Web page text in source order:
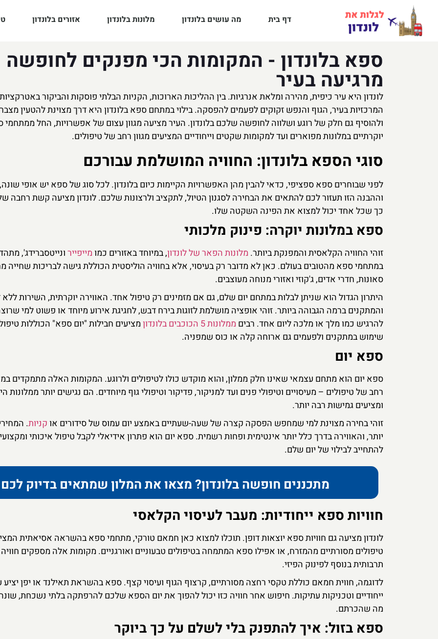
דף בית מה עושים בלונדון מלונות בלונדון אזורים בלונדון
ספא בלונדון - המקומות הכי מפנקים לחופשה
מרגיעה בעיר
לונדון היא עיר כיפית, מהירה ומלאת אנרגיות. בין ההליכות הארוכות, הקניות הבלתי פוסקות והביקור באטרקציות
המרכזיות בעיר, הגוף והנפש זקוקים לפעמים להפסקה. בילוי במתחם ספא בלונדון היא דרך מצוינת להטעין
ולהוסיף גם חלק של רוגע ושלווה לחופשה שלכם בלונדון. העיר מציעה מגוון עצום של אפשרויות, החל
יוקרתיים במלונות מפוארים ועד למקומות שקטים וייחודיים המציעים מגוון רחב של טיפולים.
סוגי הספא בלונדון: החוויה המושלמת עבורכם
לפני שבוחרים ספא ספציפי, כדאי להבין מהן האפשרויות הקיימות כיום בלונדון. לכל סוג של ספא יש אופי שונה,
וההבנה הזו תעזור לכם להתאים את הבחירה לסגנון הטיול, לתקציב ולרצונות שלכם. לונדון מציעה קשת רחבה של
כך שכל אחד יכול למצוא את הפינה השקטה שלו.
ספא במלונות יוקרה: פינוק מלכותי
זוהי החוויה הקלאסית והמפנקת ביותר. מלונות הפאר של לונדון, במיוחד באזורים כמומייפיירונייטסברידג',
במתחמי ספא מהטובים בעולם. כאן לא מדובר רק בעיסוי, אלא בחוויה הוליסטית הכוללת גישה לבריכות שחייה
סאונות, חדרי אדים, ג'קוזי ואזורי מנוחה מעוצבים.
היתרון הגדול הוא שניתן לבלות במתחם יום שלם, גם אם מזמינים רק טיפול אחד. האווירה יוקרתית, השירות ללא
והמתקנים ברמה הגבוהה ביותר. זוהי אופציה מושלמת לזוגות בירח דבש, לחגיגת אירוע מיוחד או פשוט למי
להרגיש כמו מלך או מלכה ליום אחד. רבים ממלונות 5 הכוכבים בלונדון
מציעים חבילות "יום ספא" הכוללות
שימוש במתקנים ולפעמים גם ארוחה קלה או כוס שמפניה.
ספא יום
ספא יום הוא מתחם עצמאי שאינו חלק ממלון, והוא מוקדש כולו לטיפולים ולרוגע. המקומות האלה מתמקדים
רחב של טיפולים – מעיסויים וטיפולי פנים ועד למניקור, פדיקור וטיפולי גוף מיוחדים. הם נגישים יותר ממלונות
ומציעים גמישות רבה יותר.
זוהי בחירה מצוינת למי שמחפש הפסקה קצרה של שעה-שעתיים באמצע יום עמוס של סידורים אוקניות.
יותר, והאווירה בדרך כלל יותר אינטימית ופחות רשמית. ספא יום הוא פתרון אידיאלי לקבל טיפול איכותי
להתחייב לבילוי של יום שלם.
מתכננים חופשה בלונדון? מצאו את המלון שמתאים בדיוק לכם
חוויות ספא ייחודיות: מעבר לעיסוי הקלאסי
לונדון מציעה גם חוויות ספא יוצאות דופן. תוכלו למצוא כאן חמאם טורקי, מתחמי ספא בהשראה אסיאתית
טיפולים מסורתיים מהמזרח, או אפילו ספא המתמחה בטיפולים טבעוניים ואורגניים. מקומות אלה מספקים חוויה
תרבותית בנוסף לפינוק הפיזי.
לדוגמה, חווית חמאם כוללת טקסי רחצה מסורתיים, קרצוף הגוף ועיסוי קצף. ספא בהשראת תאילנד או יפן יציע
ייחודיים וטכניקות עתיקות. חיפוש אחר חוויה כזו יכול להפוך את יום הספא שלכם להרפתקה בלתי נשכחת,
מה שהכרתם.
ספא בזול: איך להתפנק בלי לשלם על כך ביוקר